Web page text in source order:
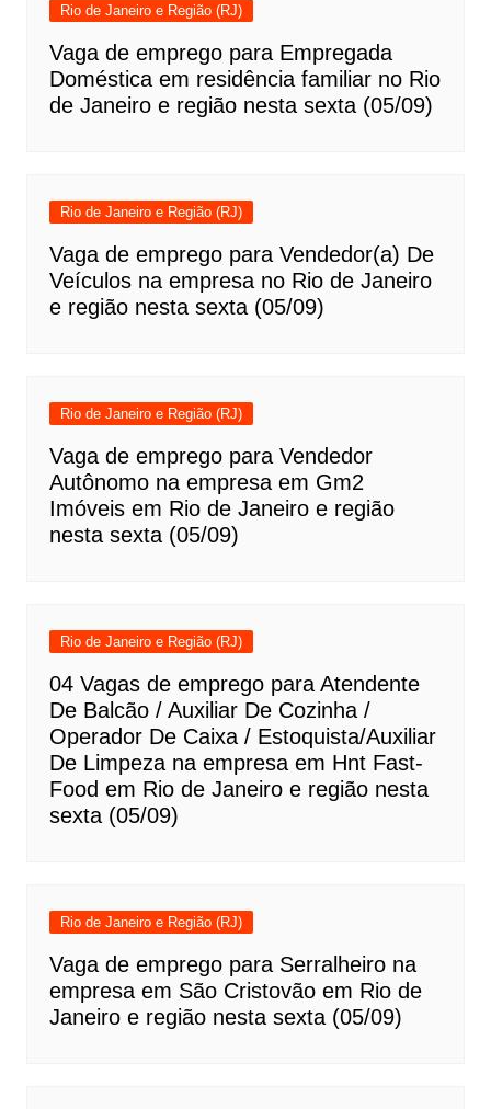
Rio de Janeiro e Região (RJ)
Vaga de emprego para Empregada
Doméstica em residência familiar no Rio
de Janeiro e região nesta sexta (05/09)
Rio de Janeiro e Região (RJ)
Vaga de emprego para Vendedor(a) De
Veículos na empresa no Rio de Janeiro
e região nesta sexta (05/09)
Rio de Janeiro e Região (RJ)
Vaga de emprego para Vendedor
Autônomo na empresa em Gm2
Imóveis em Rio de Janeiro e região
nesta sexta (05/09)
Rio de Janeiro e Região (RJ)
04 Vagas de emprego para Atendente
De Balcão / Auxiliar De Cozinha /
Operador De Caixa / Estoquista/Auxiliar
De Limpeza na empresa em Hnt Fast-
Food em Rio de Janeiro e região nesta
sexta (05/09)
Rio de Janeiro e Região (RJ)
Vaga de emprego para Serralheiro na
empresa em São Cristovão em Rio de
Janeiro e região nesta sexta (05/09)